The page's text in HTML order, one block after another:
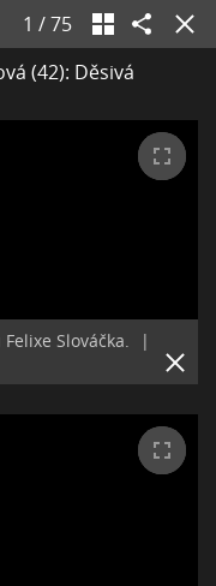
1 /75
(42): Děsivá
Slováčka.
|